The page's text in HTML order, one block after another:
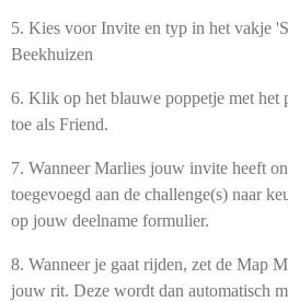
5. Kies voor Invite en typ in het vakje
Beekhuizen
6. Klik op het blauwe poppetje met het
toe als Friend.
7. Wanneer Marlies jouw invite heeft
toegevoegd aan de challenge(s) naar
op jouw deelname formulier.
8. Wanneer je gaat rijden, zet de Map
jouw rit. Deze wordt dan automatisch